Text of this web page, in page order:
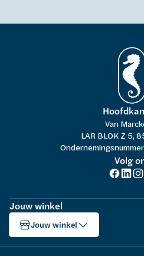
Van
LAR BLOK Z 5,
Volg
Jouw winkel
Jouw winkel